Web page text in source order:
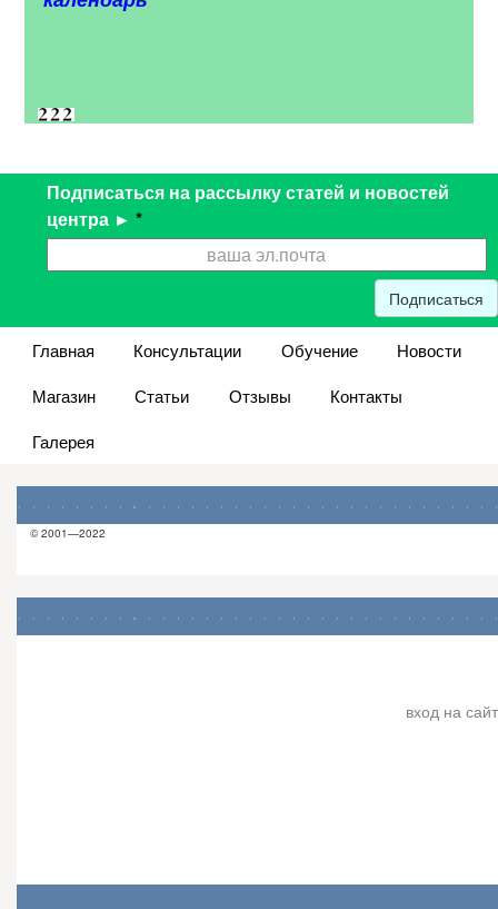
Подписаться на рассылку статей и новостей
центра ► *
Подписаться
Главная Консультации Обучение
Новости
Магазин
Статьи Отзывы
Контакты
Галерея
© 2001—2022
вход на сайт